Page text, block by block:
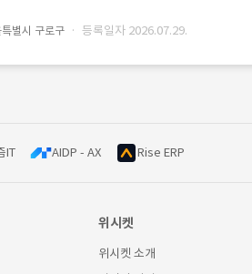
별시 구로구 · 등록일자 2026.07.29.
IT AIDP - AX Rise ERP
위시켓
위시켓 소개